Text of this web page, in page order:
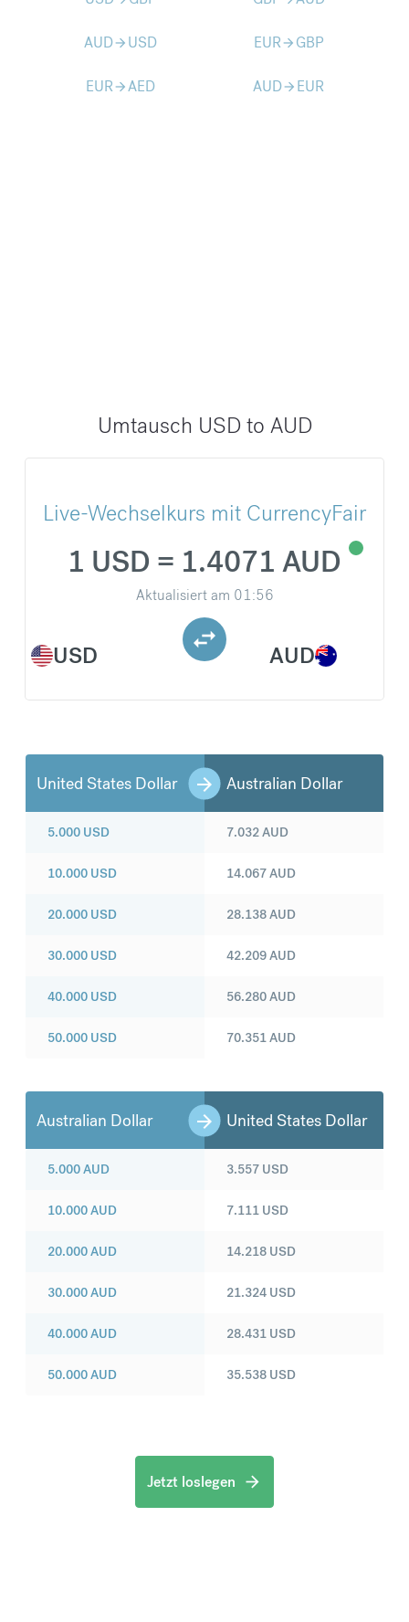
AUDarrow_forward USD EURarrow_forward GBP
EURarrow_forwardAED AUDarrow_forward EUR
Umtausch USD to AUD
Live-Wechselkurs mit CurrencyFair
USD
1 USD = 1.4071 AUD
Aktualisiert am 01:56
AUD
United States Dollar Australian Dollar
5.000 USD
10.000 USD
20.000 USD
30.000 USD
40.000 USD
50.000 USD
7.032AUD
14.067AUD
28.138AUD
42.209AUD
56.280AUD
70.351AUD
Australian Dollar United States Dollar
5.000AUD
10.000AUD
20.000AUD
30.000AUD
40.000AUD
50.000AUD
3.557 USD
7.111 USD
14.218 USD
21.324 USD
28.431 USD
35.538 USD
Jetzt loslegen